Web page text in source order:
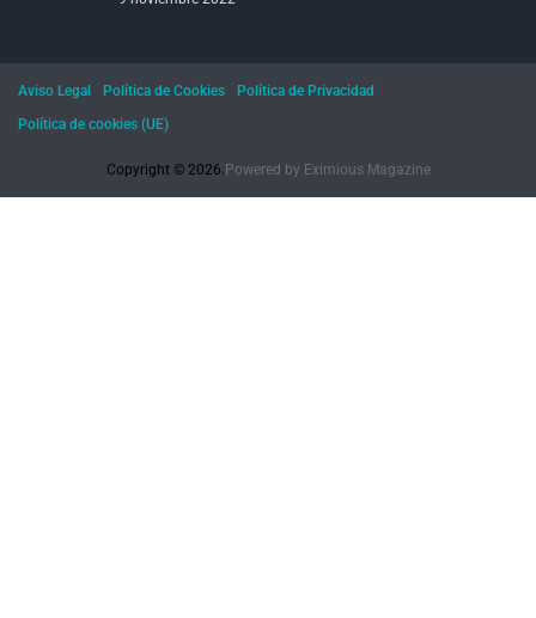
Copyright © 2026.Powered by Eximious Magazine
Aviso Legal Política de Cookies
Política de Privacidad
Política de cookies (UE)